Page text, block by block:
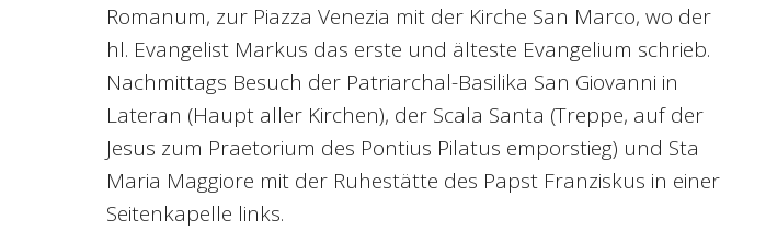
Romanum, zur Piazza Venezia mit der Kirche San Marco, wo der
hl. Evangelist Markus das erste und älteste Evangelium schrieb.
Nachmittags Besuch der Patriarchal-Basilika San Giovanni in
Lateran (Haupt aller Kirchen), der Scala Santa (Treppe, auf der
Jesus zum Praetorium des Pontius Pilatus emporstieg) und Sta
Maria Maggiore mit der Ruhestätte des Papst Franziskus in einer
Seitenkapelle links.